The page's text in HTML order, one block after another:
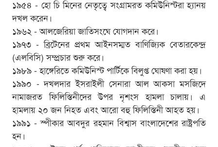
১৯৫৪ - হো চি মিনের নেতৃত্বে সংগ্রামরত কমিউনিস্টরা হ্যানয়
দখল করেন।
১৯৬২ - আলজেরিয়া জাতিসংঘে যোগদান করে।
১৯৭৩ - ব্রিটেনের প্রথম আইনসম্মত বাণিজ্যিক বেতারকেন্দ্র
(এলবিসি) সম্প্রচার শুরু করে।
১৯৮৯ - হাঙ্গেরিতে কমিউনিস্ট পার্টিকে বিলুপ্ত ঘোষণা করা হয়।
১৯৯০ - দখলদার ইসরাইলী সেনারা আল আকসা মসজিদে
নামাজরত ফিলিস্তিনীদের উপর নৃশংস হামলা চালায়। এ
হামলায় ২০ জন নিহত এবং আরো বহু ফিলিস্তিনী আহত হয়।
১৯৯১ - স্পীকার আবদুর রহমান বিশ্বাস বাংলাদেশের রাষ্ট্রপতি
হন।